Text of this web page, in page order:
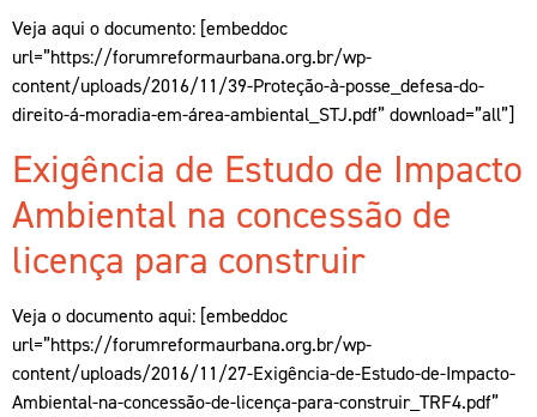
Veja aqui o documento: [embeddoc
url=”https://forumreformaurbana.org.br/wp-
content/uploads/2016/11/39-Proteção-à-posse_defesa-do-
direito-á-moradia-em-área-ambiental_STJ.pdf” download=”all”]
Exigência de Estudo de Impacto
Ambiental na concessão de
licença para construir
Veja o documento aqui: [embeddoc
url=”https://forumreformaurbana.org.br/wp-
content/uploads/2016/11/27-Exigência-de-Estudo-de-Impacto-
Ambiental-na-concessão-de-licença-para-construir_TRF4.pdf”